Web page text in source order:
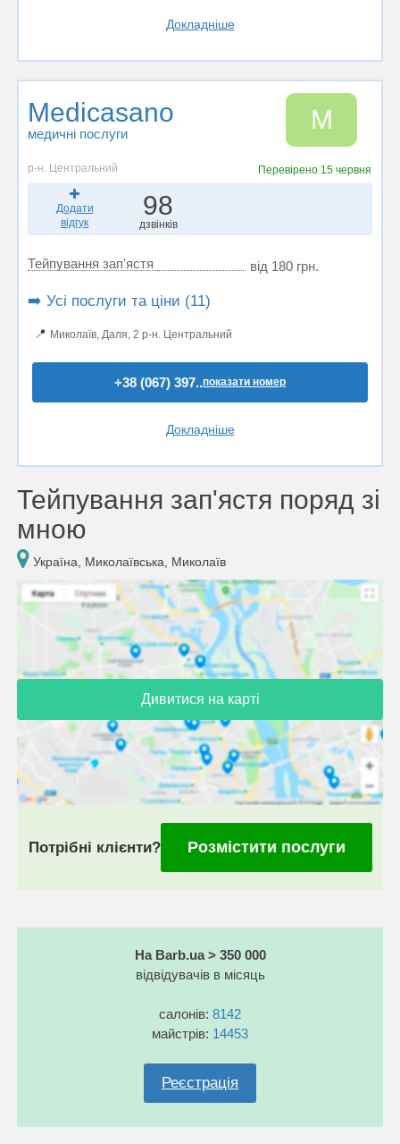
Докладніше
Medicasano
медичні послуги M
р-н. Центральний Перевірено 15 червня
Додати
відгук
98
дзвінків
Тейпування зап'ястя від 180 грн.
➡️ Усі послуги та ціни (11)
📍 Миколаїв, Даля, 2 р-н. Центральний
+38 (067) 397..показати номер
Докладніше
Тейпування зап'ястя поряд зі
мною
Україна, Миколаївська, Миколаїв
Дивитися на карті
Потрібні клієнти? Розмістити послуги
На Barb.ua > 350 000
відвідувачів в місяць
салонів: 8142
майстрів: 14453
Реєстрація